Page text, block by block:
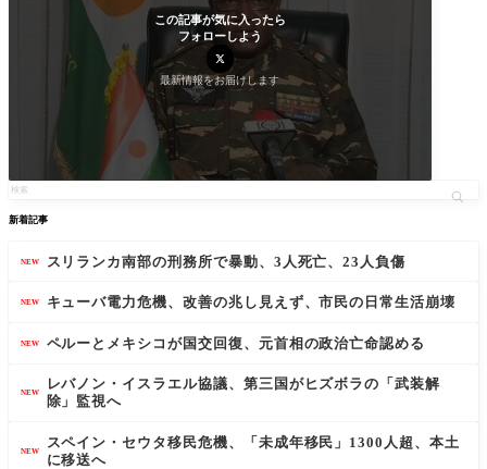
この記事が気に入ったら
フォローしよう
最新情報をお届けします
新着記事
NEW スリランカ南部の刑務所で暴動、3人死亡、23人負傷
NEW キューバ電力危機、改善の兆し見えず、市民の日常生活崩壊
NEW ペルーとメキシコが国交回復、元首相の政治亡命認める
NEW
レバノン・イスラエル協議、第三国がヒズボラの「武装解
除」監視へ
NEW
スペイン・セウタ移民危機、「未成年移民」1300人超、本土
に移送へ